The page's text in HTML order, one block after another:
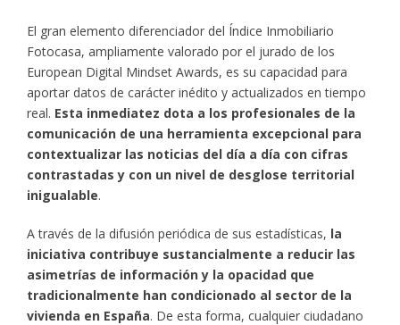
El gran elemento diferenciador del Índice Inmobiliario
Fotocasa, ampliamente valorado por el jurado de los
European Digital Mindset Awards, es su capacidad para
aportar datos de carácter inédito y actualizados en tiempo
real. Esta inmediatez dota a los profesionales de la
comunicación de una herramienta excepcional para
contextualizar las noticias del día a día con cifras
contrastadas y con un nivel de desglose territorial
inigualable.
A través de la difusión periódica de sus estadísticas, la
iniciativa contribuye sustancialmente a reducir las
asimetrías de información y la opacidad que
tradicionalmente han condicionado al sector de la
vivienda en España. De esta forma, cualquier ciudadano